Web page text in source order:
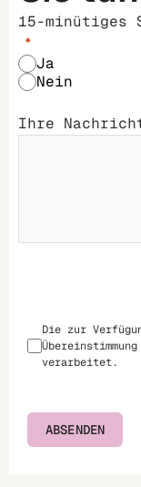
15-minütiges
Ja
Nein
Ihre
Die zur
verarbeitet.
ABSENDEN